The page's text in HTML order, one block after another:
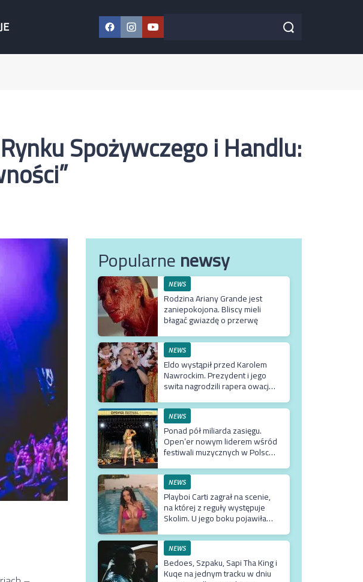
Facebook
Instagram
YouTube
Szukaj w serwisie Szukaj
Spożywczego i Handlu:
Popularnenewsy
NEWS
Rodzina Ariany Grande jest
zaniepokojona. Bliscy mieli
błagać gwiazdę o przerwę
NEWS
Eldo wystąpił przed Karolem
Nawrockim. Prezydent i jego
swita nagrodzili rapera owacją
NEWS
Ponad pół miliarda zasięgu.
Open’er nowym liderem wśród
festiwali muzycznych w Polsce.
NEWS
Playboi Carti zagrał na scenie,
na której z reguły występuje
Skolim. U jego boku pojawiła
NEWS
Bedoes, Szpaku, Sapi Tha King i
Kuqe na jednym tracku w dniu